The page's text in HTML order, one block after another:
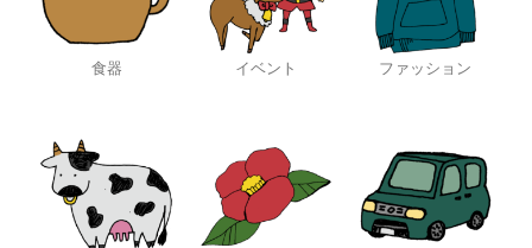
食器 イベント ファッション